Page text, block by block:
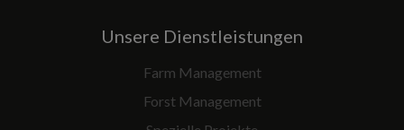
Unsere Dienstleistungen
Farm Management
Forst Management